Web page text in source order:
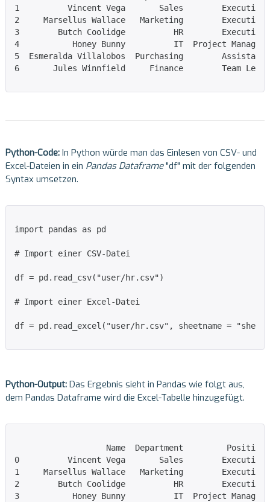
1          Vincent Vega       Sales        Executive
2     Marsellus Wallace   Marketing        Executive
3        Butch Coolidge          HR        Executive
4           Honey Bunny          IT  Project Manager
5  Esmeralda Villalobos  Purchasing        Assistant
6       Jules Winnfield     Finance        Team Lead
Python-Code: In Python würde man das Einlesen von CSV- und
Excel-Dateien in ein Pandas Dataframe"df" mit der folgenden
Syntax umsetzen.
import pandas as pd
# Import einer CSV-Datei
df = pd.read_csv("user/hr.csv")
# Import einer Excel-Datei
df = pd.read_excel("user/hr.csv", sheetname =
Python-Output: Das Ergebnis sieht in Pandas wie folgt aus,
dem Pandas Dataframe wird die Excel-Tabelle hinzugefügt.
                   Name  Department         Position
0          Vincent Vega       Sales        Executive
1     Marsellus Wallace   Marketing        Executive
2        Butch Coolidge          HR        Executive
3           Honey Bunny          IT  Project Manager